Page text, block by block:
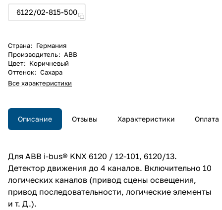
6122/02-815-500
Страна: Германия
Производитель: ABB
Цвет: Коричневый
Оттенок: Сахара
Все характеристики
Описание Отзывы Характеристики Оплата
Для ABB i-bus® KNX 6120 / 12-101, 6120/13.
Детектор движения до 4 каналов. Включительно 10
логических каналов (привод сцены освещения,
привод последовательности, логические элементы
и т. Д.).